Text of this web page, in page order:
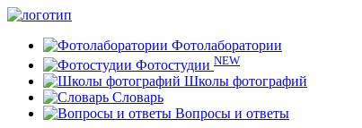
Фотолаборатории
Фотостудии NEW
Школы фотографий
Словарь
Вопросы и ответы